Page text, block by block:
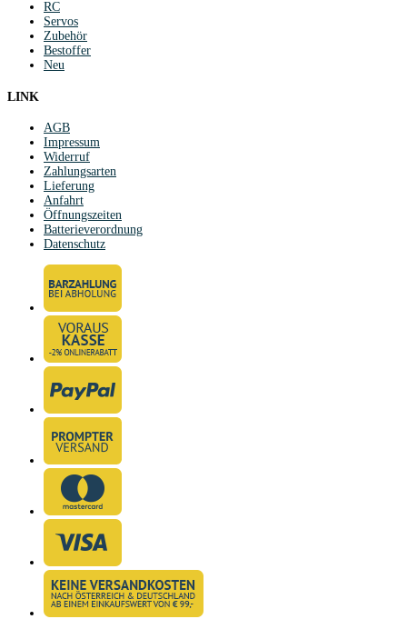
RC
Servos
Zubehör
Bestoffer
Neu
LINK
AGB
Impressum
Widerruf
Zahlungsarten
Lieferung
Anfahrt
Öffnungszeiten
Batterieverordnung
Datenschutz